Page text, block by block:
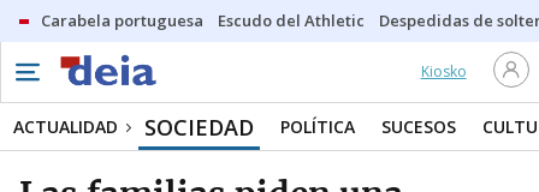
Carabela portuguesa Escudo del Athletic Despedidas de
Kiosko
ACTUALIDAD SOCIEDAD POLÍTICA SUCESOS